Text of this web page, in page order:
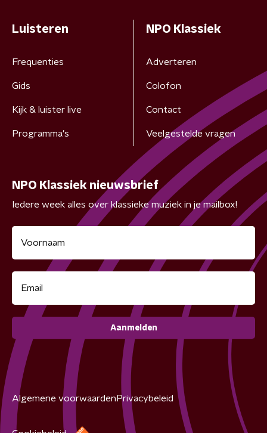
Luisteren
Frequenties
Gids
Kijk & luister live
Programma's
NPO Klassiek
Adverteren
Colofon
Contact
Veelgestelde vragen
NPO Klassiek nieuwsbrief
Iedere week alles over klassieke muziek in je mailbox!
Aanmelden
Algemene voorwaarden Privacybeleid